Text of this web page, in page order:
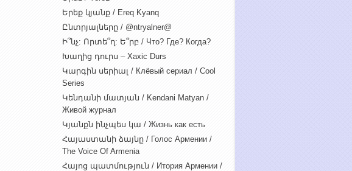
Երեք կյանք / Ereq Kyanq
Ընտրյալները / @ntryalner@
Ի՞նչ: Որտե՞ղ: Ե՞րբ / Что? Где? Когда?
Խաղից դուրս – Xaxic Durs
Կարգին սերիալ / Клёвый сериал / Cool
Series
Կենդանի մատյան / Kendani Matyan /
Живой журнал
Կյանքն ինչպես կա / Жизнь как есть
Հայաստանի ձայնը / Голос Армении /
The Voice Of Armenia
Հայոց պատմություն / Итория Армении /